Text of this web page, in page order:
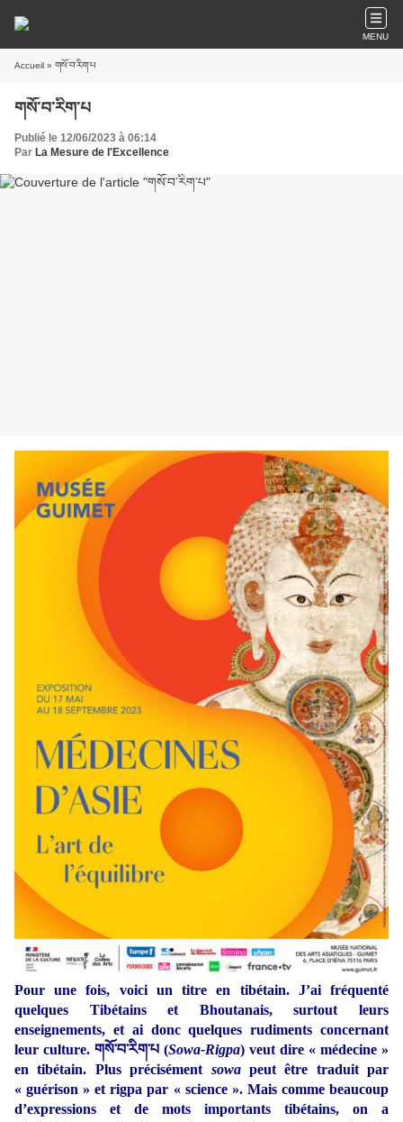
MENU
Accueil » གསོ་བ་རིག་པ
གསོ་བ་རིག་པ
Publié le 12/06/2023 à 06:14
Par La Mesure de l'Excellence
Pour une fois, voici un titre en tibétain. J’ai fréquenté
quelques Tibétains et Bhoutanais, surtout leurs
enseignements, et ai donc quelques rudiments concernant
leur culture. གསོ་བ་རིག་པ (Sowa-Rigpa) veut dire « médecine »
en tibétain. Plus précisément sowapeut être traduit par
« guérison » et rigpa par « science ». Mais comme beaucoup
d’expressions et de mots importants tibétains, on a